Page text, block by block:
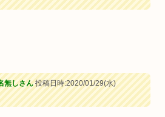
無しさん投稿日時:2020/01/29(水)